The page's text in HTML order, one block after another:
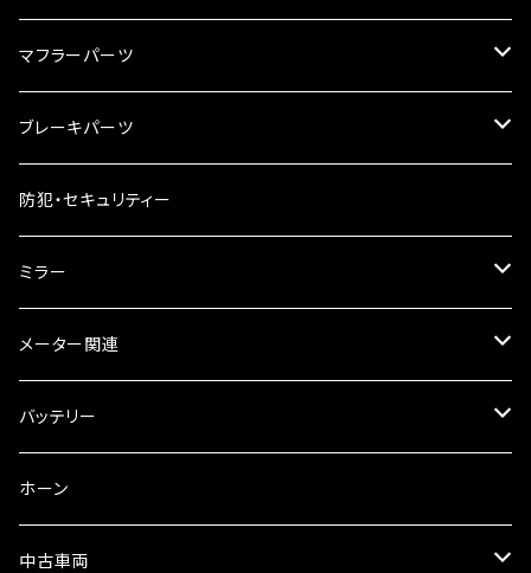
ハードケース
タンクシール
ケミカル
4スト用エンジンオイル
2スト用エンジンオイル
ギアオイル
オイルクーラー
ラジエーター
フォークオイル
マフラーパーツ
マフラーガード
バンテージタイプ
スリップオン
サイレンサー
ブレーキパーツ
ブレーキシュー
ブレーキパット
ブレーキオイル
その他
防犯・セキュリティー
ミラー
ミラー本体
ミラーアダプター
ミラーその他
メーター関連
スピードメーター
タコメーター
セット
バッテリー
バッテリー充電器
ホーン
中古車両